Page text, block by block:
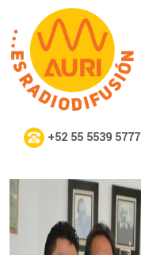
+52 55 5539 5777